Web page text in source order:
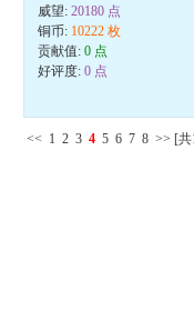
威望:20180 点
铜币: 10222 枚
贡献值:0 点
好评度:0 点
<< 1 2 3 4 5 6 7 8 >> [共